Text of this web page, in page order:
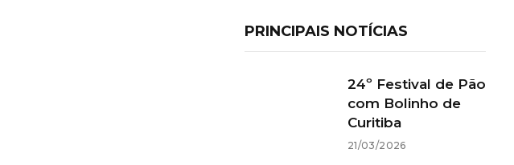
PRINCIPAIS NOTÍCIAS
24º Festival de Pão
com Bolinho de
Curitiba
21/03/2026